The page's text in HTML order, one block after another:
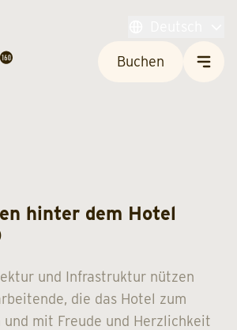
Buchen
hinter dem Hotel
und Infrastruktur nützen
die das Hotel zum
und mit Freude und Herzlichkeit